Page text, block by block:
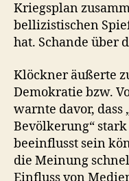
Kriegsplan
bellizistischen
hat. Schande über
Klöckner äußerte
Demokratie bzw.
warnte davor,
Bevölkerung“
beeinflusst sein
die Meinung
Einfluss von